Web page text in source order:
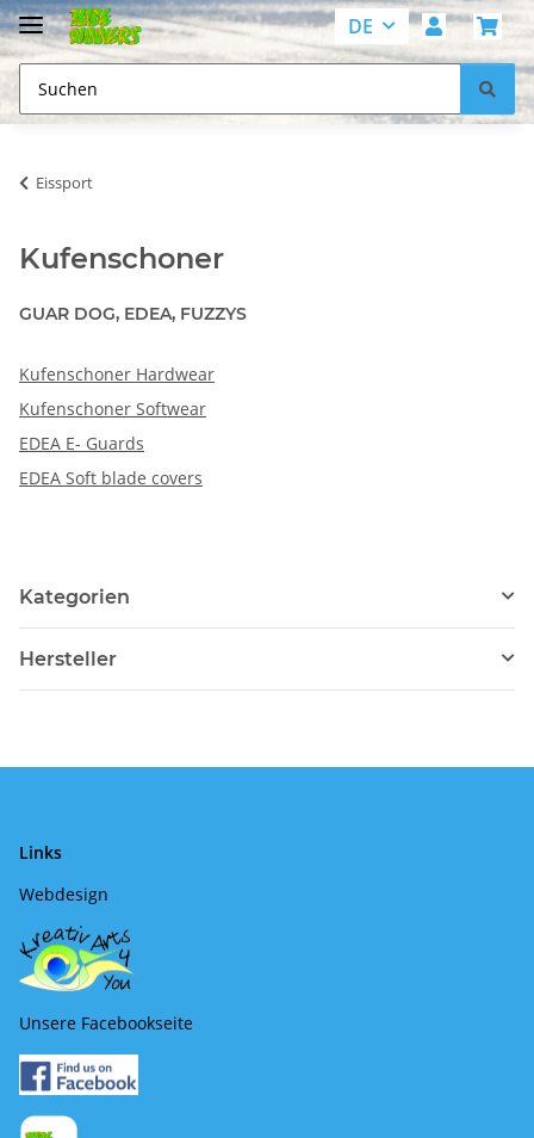
DE
Eissport
Kufenschoner
GUAR DOG, EDEA, FUZZYS
Kufenschoner Hardwear
Kufenschoner Softwear
EDEA E- Guards
EDEA Soft blade covers
Kategorien
Hersteller
Links
Webdesign
Unsere Facebookseite